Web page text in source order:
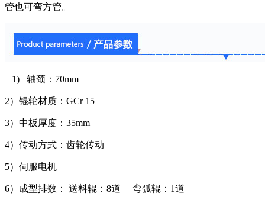
管也可弯方管。
1) 轴颈： 70mm
2）锟轮材质： GCr 15
3）中板厚度： 35mm
4）传动方式： 齿轮传动
5）伺服电机
6）成型排数： 送料辊： 8道 弯弧辊： 1道